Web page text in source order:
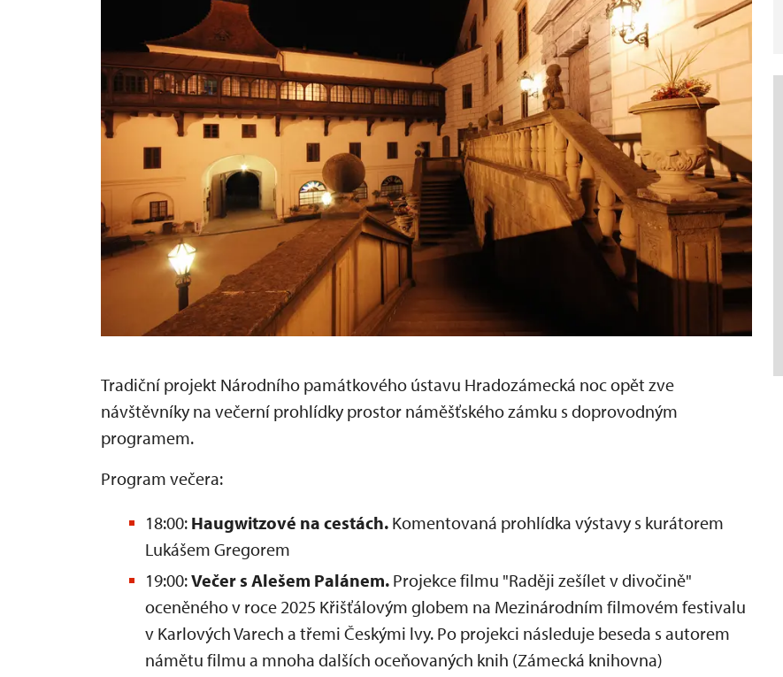
Tradiční projekt Národního památkového ústavu Hradozámecká noc opět zve
návštěvníky na večerní prohlídky prostor náměšťského zámku s doprovodným
programem.
Program večera:
18:00: Haugwitzové na cestách. Komentovaná prohlídka výstavy s kurátorem
Lukášem Gregorem
19:00:Večer s Alešem Palánem. Projekce filmu "Raději zešílet v divočině"
oceněného v roce 2025 Křišťálovým globem na Mezinárodním filmovém festivalu
v Karlových Varech a třemi Českými lvy. Po projekci následuje beseda s autorem
námětu filmu a mnoha dalších oceňovaných knih (Zámecká knihovna)